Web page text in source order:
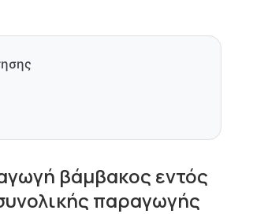
βάμβακος εντός
παραγωγής